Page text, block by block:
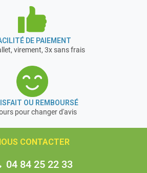
DE PAIEMENT
virement, 3x sans frais
OU REMBOURSÉ
pour changer d'avis
CONTACTER
04 84 25 22 33